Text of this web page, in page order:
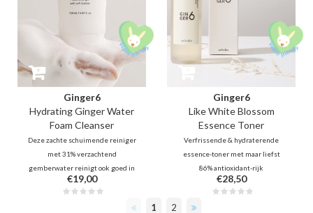
Ginger6
Hydrating Ginger Water
Foam Cleanser
Deze zachte schuimende reiniger
met 31% verzachtend
gemberwater reinigt ook goed in
de poriën dankzij microschuim en
ingrediënten zoals 0,5%
€19,00
Ginger6
Like White Blossom
Essence Toner
Verfrissende & hydraterende
essence-toner met maar liefst
86% antioxidant-rijk
gemberwater met
ontstekingsremmende
eigenschappen, peptide-11 en
€28,50
1 2